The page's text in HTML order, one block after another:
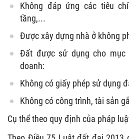
Không đáp ứng các tiêu
tầng,...
Được xây dựng nhà ở không
Đất được sử dụng cho mục
doanh:
Không có giấy phép sử dụng
Không có công trình, tài sản
Cụ thể theo quy định của pháp